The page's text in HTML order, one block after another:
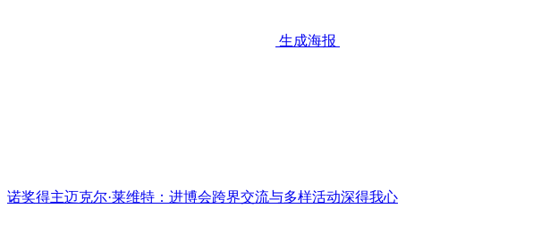
生成海报
诺奖得主迈克尔·莱维特：进博会跨界交流与多样活动深得我心